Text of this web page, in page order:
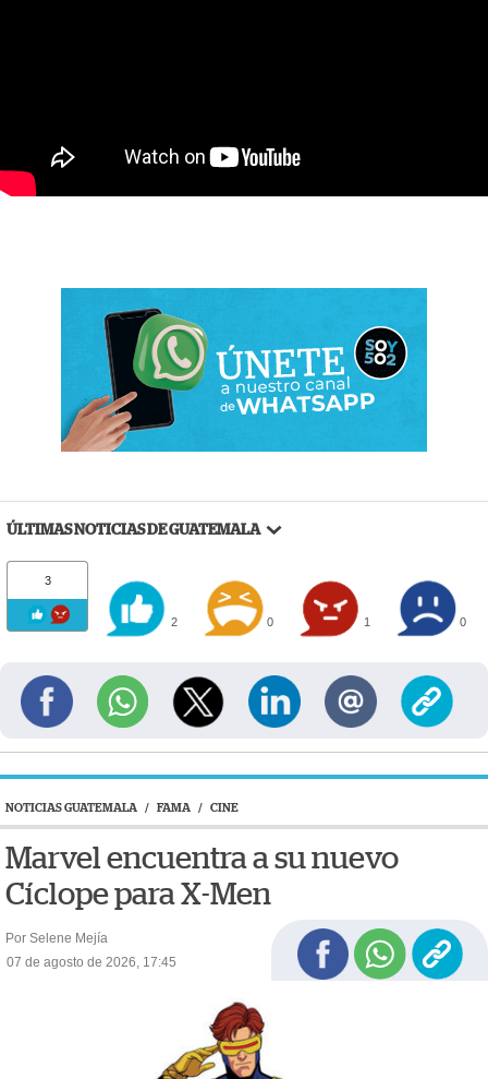
ÚLTIMAS NOTICIAS DE GUATEMALA
3
2 0 1 0
NOTICIAS GUATEMALA / FAMA / CINE
Marvel encuentra a su nuevo
Cíclope para X-Men
Por Selene Mejía
07 de agosto de 2026, 17:45